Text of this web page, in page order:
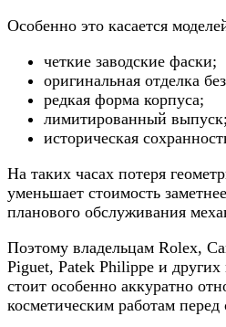
Особенно это касается
четкие заводские фаски;
оригинальная отделка
редкая форма корпуса;
лимитированный выпуск;
историческая
На таких часах потеря
уменьшает стоимость
планового обслуживания
Поэтому владельцам Rolex,
Piguet, Patek Philippe и
стоит особенно аккуратно
косметическим работам перед